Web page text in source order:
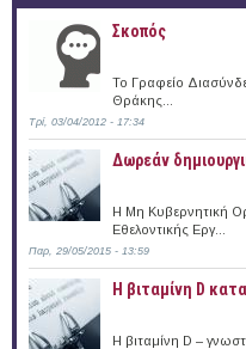
Σκοπός
Το Γραφείο
Θράκης...
Τρί, 03/04/2012 - 17:34
Δωρεάν
Η Μη Κυβερνητική
Εθελοντικής Εργ...
Παρ, 29/05/2015 - 13:59
Η βιταμίνη D
Η βιταμίνη D –